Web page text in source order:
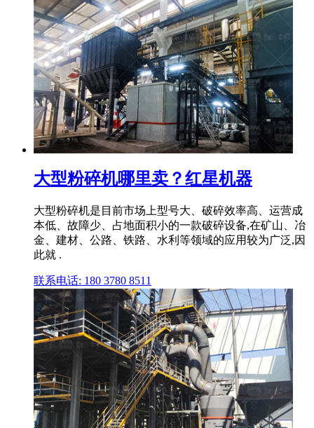
大型粉碎机哪里卖？红星机器
大型粉碎机是目前市场上型号大、破碎效率高、运营成
本低、故障少、占地面积小的一款破碎设备,在矿山、冶
金、建材、公路、铁路、水利等领域的应用较为广泛,因
此就 .
联系电话: 180 3780 8511